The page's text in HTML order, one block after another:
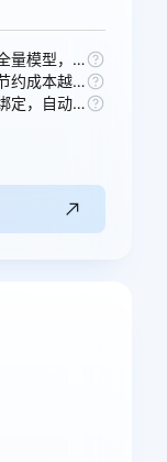
可抵扣由阿里云百炼提供的全量模型，一次购买即可跨模型通享。
承诺消费越高、周期越长，节约成本越多，直省50元。
随时生效，无需手动激活或绑定，自动抵扣。